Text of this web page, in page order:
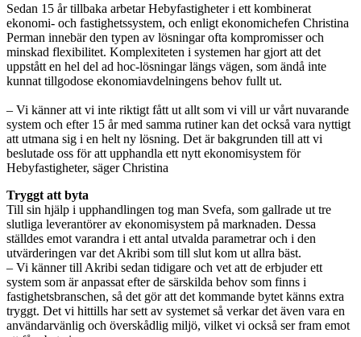
Sedan 15 år tillbaka arbetar Hebyfastigheter i ett kombinerat
ekonomi- och fastighetssystem, och enligt ekonomichefen Christina
Perman innebär den typen av lösningar ofta kompromisser och
minskad flexibilitet. Komplexiteten i systemen har gjort att det
uppstått en hel del ad hoc-lösningar längs vägen, som ändå inte
kunnat tillgodose ekonomiavdelningens behov fullt ut.
– Vi känner att vi inte riktigt fått ut allt som vi vill ur vårt nuvarande
system och efter 15 år med samma rutiner kan det också vara nyttigt
att utmana sig i en helt ny lösning. Det är bakgrunden till att vi
beslutade oss för att upphandla ett nytt ekonomisystem för
Hebyfastigheter, säger Christina
Tryggt att byta
Till sin hjälp i upphandlingen tog man Svefa, som gallrade ut tre
slutliga leverantörer av ekonomisystem på marknaden. Dessa
ställdes emot varandra i ett antal utvalda parametrar och i den
utvärderingen var det Akribi som till slut kom ut allra bäst.
– Vi känner till Akribi sedan tidigare och vet att de erbjuder ett
system som är anpassat efter de särskilda behov som finns i
fastighetsbranschen, så det gör att det kommande bytet känns extra
tryggt. Det vi hittills har sett av systemet så verkar det även vara en
användarvänlig och överskådlig miljö, vilket vi också ser fram emot